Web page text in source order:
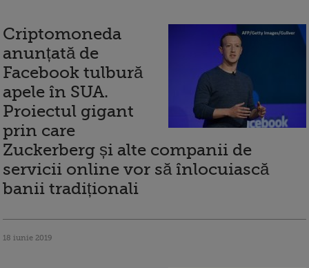
Criptomoneda
anunțată de
Facebook tulbură
apele în SUA.
Proiectul gigant
prin care
Zuckerberg și alte companii de
servicii online vor să înlocuiască
banii tradiționali
18 iunie 2019